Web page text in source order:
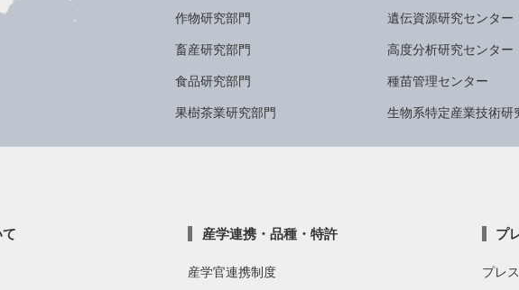
作物研究部門
畜産研究部門
食品研究部門
果樹茶業研究部門
遺伝資源研究センター
高度分析研究センター
種苗管理センター
生物系特定産業技術研
産学連携・品種・特許
産学官連携制度
プ
プレ